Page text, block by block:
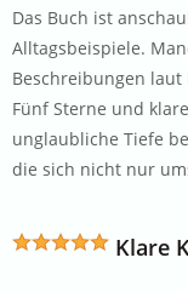
Das Buch ist
Alltagsbeispiele.
Beschreibungen laut
Fünf Sterne und
unglaubliche Tiefe
die sich nicht nur
Klare